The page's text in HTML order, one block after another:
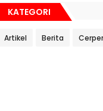
KATEGORI
Artikel Berita